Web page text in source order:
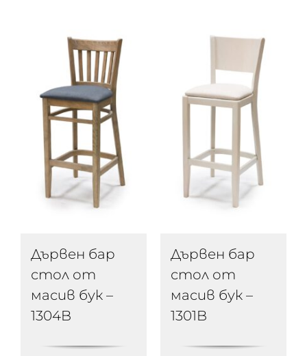
Дървен бар
стол от
масив бук –
1304B
Дървен бар
стол от
масив бук –
1301B